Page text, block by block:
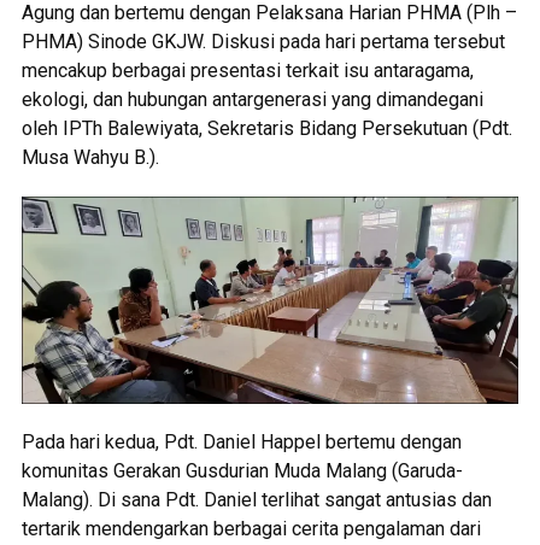
Agung dan bertemu dengan Pelaksana Harian PHMA (Plh –
PHMA) Sinode GKJW. Diskusi pada hari pertama tersebut
mencakup berbagai presentasi terkait isu antaragama,
ekologi, dan hubungan antargenerasi yang dimandegani
oleh IPTh Balewiyata, Sekretaris Bidang Persekutuan (Pdt.
Musa Wahyu B.).
Pada hari kedua, Pdt. Daniel Happel bertemu dengan
komunitas Gerakan Gusdurian Muda Malang (Garuda-
Malang). Di sana Pdt. Daniel terlihat sangat antusias dan
tertarik mendengarkan berbagai cerita pengalaman dari